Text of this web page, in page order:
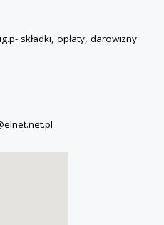
składki, opłaty, darowizny